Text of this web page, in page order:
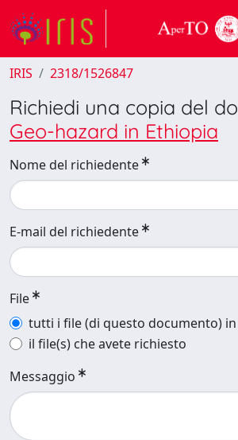
IRIS 2318/1526847
Richiedi una copia del
Geo-hazard in Ethiopia
Nome del richiedente
E-mail del richiedente
File
tutti i file (di questo documento)
il file(s) che avete richiesto
Messaggio